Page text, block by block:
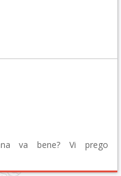
va bene? Vi prego